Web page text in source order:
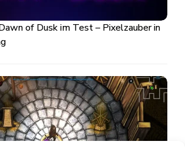
of Dusk im Test – Pixelzauber in